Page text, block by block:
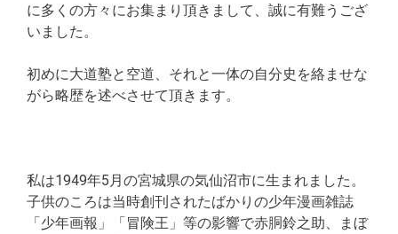
に多くの方々にお集まり頂きまして、誠に有難うござ
いました。
初めに大道塾と空道、それと一体の自分史を絡ませな
がら略歴を述べさせて頂きます。
私は1949年5月の宮城県の気仙沼市に生まれました。
子供のころは当時創刊されたばかりの少年漫画雑誌
「少年画報」「冒険王」等の影響で赤胴鈴之助、まぼ